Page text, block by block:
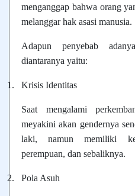
menganggap bahwa orang
melanggar hak asasi manusia.
Adapun penyebab
diantaranya yaitu:
1. Krisis Identitas
Saat mengalami
meyakini akan gendernya
laki, namun memiliki
perempuan, dan sebaliknya.
2. Pola Asuh